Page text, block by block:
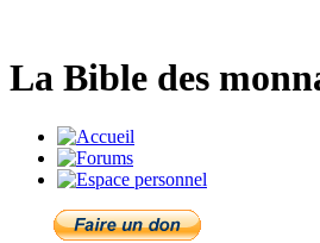
La Bible des